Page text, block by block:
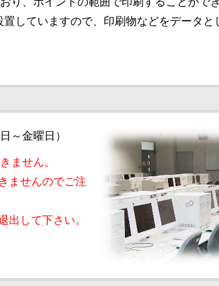
していますので、印刷物などをデータと
～金曜日）
ません。
ませんのでご注
出して下さい。